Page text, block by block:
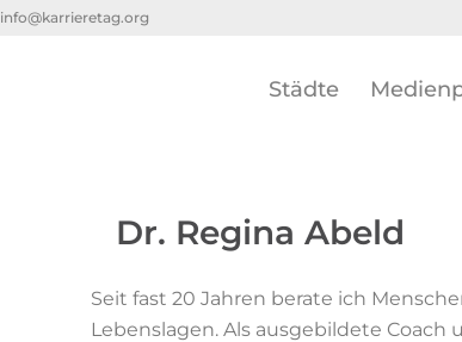
info@karrieretag.org
Städte
Dr. Regina Abeld
Seit fast 20 Jahren berate ich
Lebenslagen. Als ausgebildete